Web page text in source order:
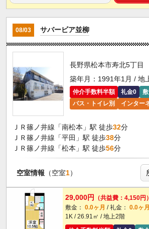
08/03 サバービア並柳
長野県松本市寿北5丁目
築年月：1991年1月 / 地
仲介手数料半額 礼金0
バス・トイレ別
インター
ＪＲ篠ノ井線「南松本」駅 徒歩32分
ＪＲ篠ノ井線「平田」駅 徒歩38分
ＪＲ篠ノ井線「松本」駅 徒歩56分
空室情報 （空室1）
29,000円
（共益費：4,150円）
敷金： 0.0ヶ月 / 礼金： 0.0ヶ月
1K / 26.91㎡ / 地上2階